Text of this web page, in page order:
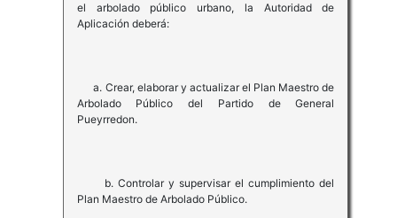
el arbolado público urbano, la Autoridad de
Aplicación deberá:
a. Crear, elaborar y actualizar el Plan Maestro de
Arbolado Público del Partido de General
Pueyrredon.
b. Controlar y supervisar el cumplimiento del
Plan Maestro de Arbolado Público.